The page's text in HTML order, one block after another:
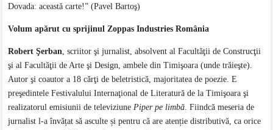
Dovada: această carte!” (Pavel Bartoş)
Volum apărut cu sprijinul Zoppas Industries România
Robert Şerban, scriitor şi jurnalist, absolvent al Facultăţii de Construcţii
şi al Facultăţii de Arte şi Design, ambele din Timişoara (unde trăieşte).
Autor şi coautor a 18 cărţi de beletristică, majoritatea de poezie. E
preşedintele Festivalului Internaţional de Literatură de la Timişoara şi
realizatorul emisiunii de televiziunePiper pe limbă. Fiindcă meseria de
jurnalist l-a învățat să asculte și pentru că are atenție distributivă, ca orice